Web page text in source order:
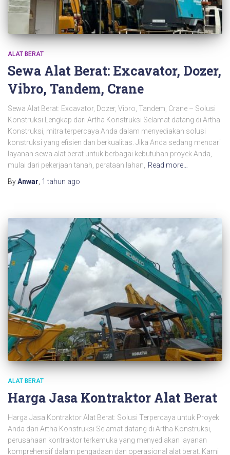
ALAT BERAT
Sewa Alat Berat: Excavator, Dozer,
Vibro, Tandem, Crane
Sewa Alat Berat: Excavator, Dozer, Vibro, Tandem, Crane – Solusi
Konstruksi Lengkap dari Artha Konstruksi Selamat datang di Artha
Konstruksi, mitra terpercaya Anda dalam menyediakan solusi
konstruksi yang efisien dan berkualitas. Jika Anda sedang mencari
layanan sewa alat berat untuk berbagai kebutuhan proyek Anda,
mulai dari pekerjaan tanah, perataan lahan,
Read more…
ByAnwar 1 tahun ago
ALAT BERAT
Harga Jasa Kontraktor Alat Berat
Harga Jasa Kontraktor Alat Berat: Solusi Terpercaya untuk Proyek
Anda dari Artha Konstruksi Selamat datang di Artha Konstruksi,
perusahaan kontraktor terkemuka yang menyediakan layanan
komprehensif dalam pengadaan dan operasional alat berat. Kami